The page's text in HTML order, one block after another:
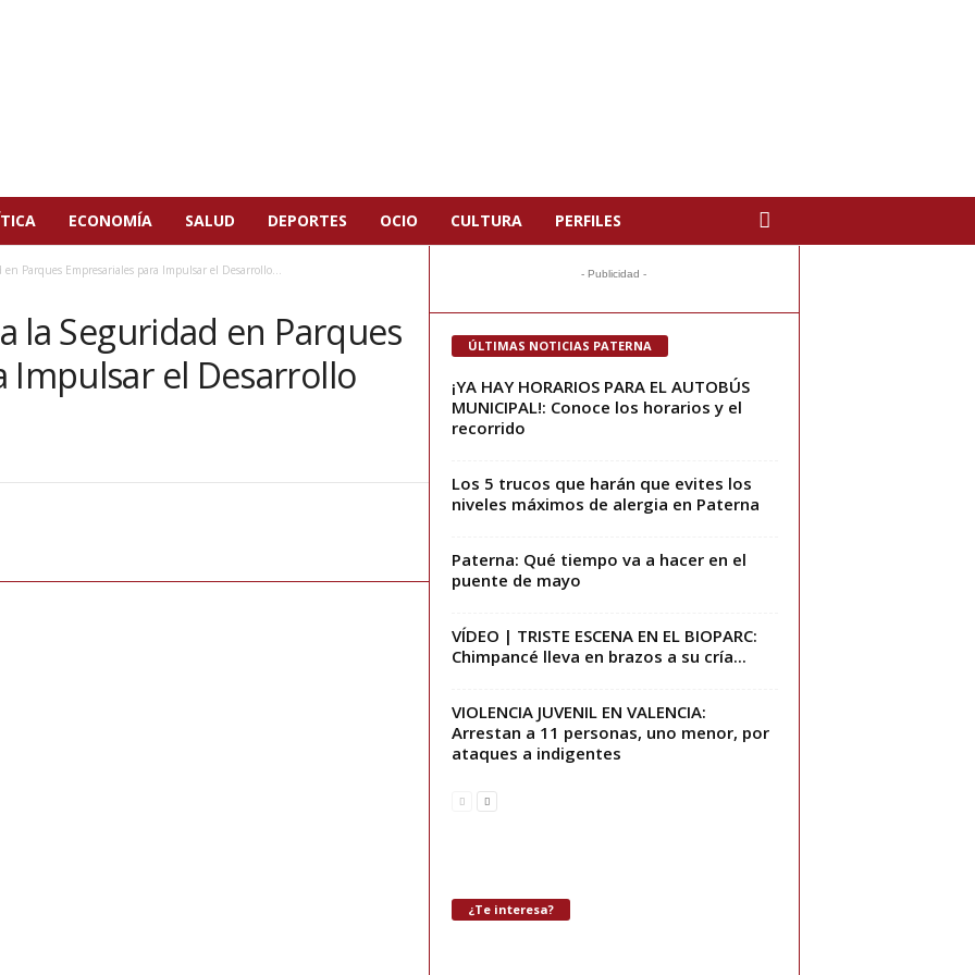
ECONOMÍA SALUD DEPORTES OCIO CULTURA PERFILES
Parques Empresariales para Impulsar el Desarrollo...
la Seguridad en Parques
Impulsar el Desarrollo
- Publicidad -
ÚLTIMAS NOTICIAS PATERNA
¡YA HAY HORARIOS PARA EL AUTOBÚS
MUNICIPAL!: Conoce los horarios y el
recorrido
Los 5 trucos que harán que evites los
niveles máximos de alergia en Paterna
Paterna: Qué tiempo va a hacer en el
puente de mayo
VÍDEO | TRISTE ESCENA EN EL BIOPARC:
Chimpancé lleva en brazos a su cría...
VIOLENCIA JUVENIL EN VALENCIA:
Arrestan a 11 personas, uno menor, por
ataques a indigentes
¿Te interesa?